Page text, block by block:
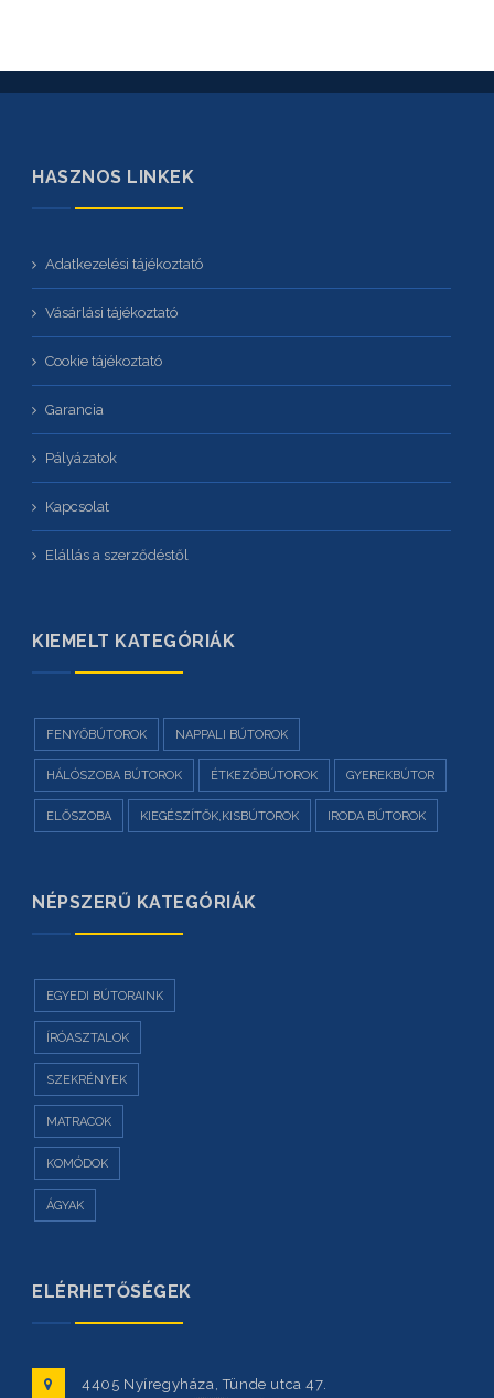
HASZNOS LINKEK
Adatkezelési tájékoztató
Vásárlási tájékoztató
Cookie tájékoztató
Garancia
Pályázatok
Kapcsolat
Elállás a szerződéstől
KIEMELT KATEGÓRIÁK
FENYŐBÚTOROK NAPPALI BÚTOROK
HÁLÓSZOBA BÚTOROK ÉTKEZŐBÚTOROK GYEREKBÚTOR
ELŐSZOBA KIEGÉSZÍTŐK,KISBÚTOROK IRODA BÚTOROK
NÉPSZERŰ KATEGÓRIÁK
EGYEDI BÚTORAINK
ÍRÓASZTALOK
SZEKRÉNYEK
MATRACOK
KOMÓDOK
ÁGYAK
ELÉRHETŐSÉGEK
4405 Nyíregyháza, Tünde utca 47.